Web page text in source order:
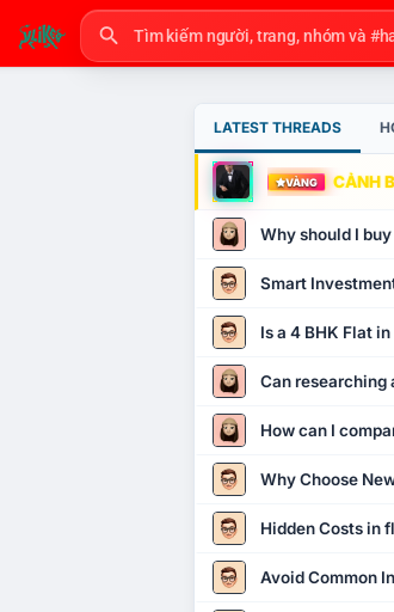
LATEST THREADS
VÀNG CẢNH
Why should I
Smart
Is a 4 BHK Flat
Can researching
How can I
Why Choose
Hidden Costs in
Avoid Common